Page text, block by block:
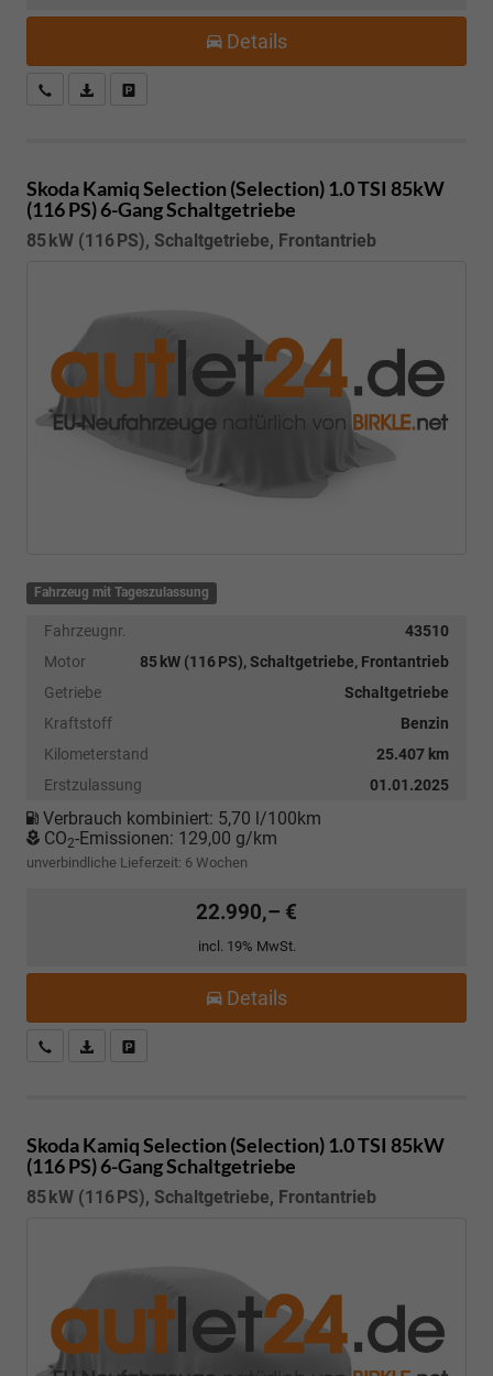
Details
Kostenloser Rückruf-Service
PDF-Datei, Fahrzeugexposé drucken
Skoda KamiqSelection (Selection) 1.0 TSI 85kW
(116 PS) 6-Gang Schaltgetriebe
85 kW (116 PS), Schaltgetriebe, Frontantrieb
Fahrzeug mit Tageszulassung
Fahrzeugnr.
43510
Motor
85 kW (116 PS), Schaltgetriebe, Frontantrieb
Getriebe
Schaltgetriebe
Kraftstoff
Benzin
Kilometerstand
25.407 km
Erstzulassung
01.01.2025
Verbrauch kombiniert: 5,70 l/100km
CO2-Emissionen: 129,00 g/km
unverbindliche Lieferzeit: 6 Wochen
22.990,– €
incl. 19% MwSt.
Details
Kostenloser Rückruf-Service
PDF-Datei, Fahrzeugexposé drucken
Skoda KamiqSelection (Selection) 1.0 TSI 85kW
(116 PS) 6-Gang Schaltgetriebe
85 kW (116 PS), Schaltgetriebe, Frontantrieb